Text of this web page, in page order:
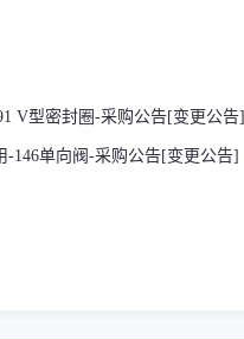
V型密封圈-采购公告[变更公告]
-146单向阀-采购公告[变更公告]